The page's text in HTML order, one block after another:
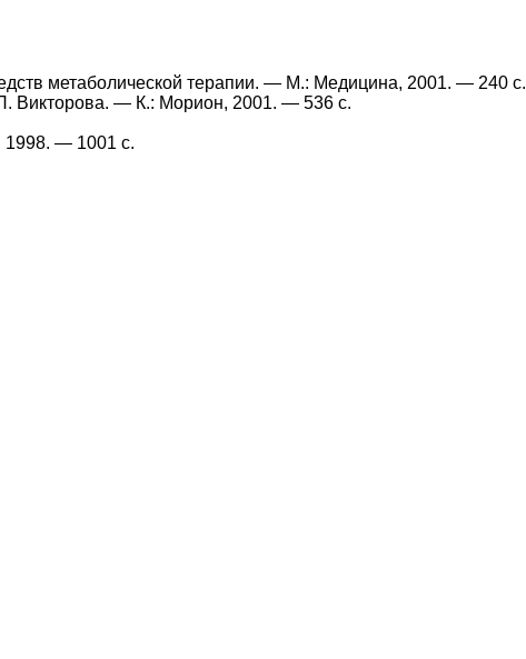
метаболической терапии. — М.: Медицина, 2001. — 240 с.
Викторова. — К.: Морион, 2001. — 536 с.
1998. — 1001 с.